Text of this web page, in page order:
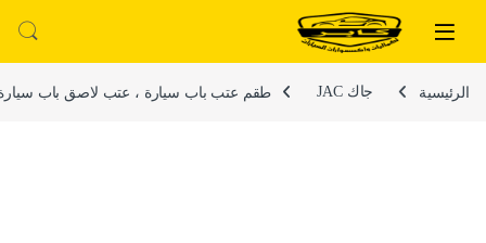
تخطي إلى المحتوى
الرئيسية جاك JAC طقم عتب باب سيارة ، عتب لاصق باب سيارة